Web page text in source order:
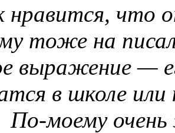
что
тоже на
выражение —
в школе
По-моему очень